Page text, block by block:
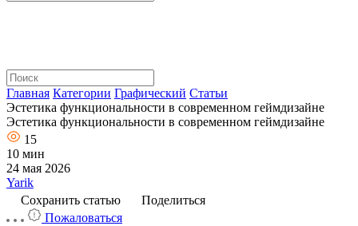
Главная Категории Графический Статьи
Эстетика функциональности в современном геймдизайне
Эстетика функциональности в современном геймдизайне
15
10 мин
24 мая 2026
Yarik
Сохранить статью
Поделиться
Пожаловаться